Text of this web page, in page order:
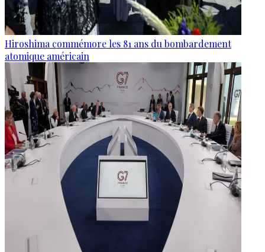
Hiroshima commémore les 81 ans du bombardement
atomique américain